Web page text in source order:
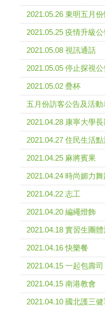
2021.05.26 東明五月
2021.05.25 疫情升級
2021.05.08 視訊通話
2021.05.05 停止探視
2021.05.02 疊杯
五月份訪客公告及活動
2021.04.28 康寧大學
2021.04.27 住民生活
2021.04.25 麻將賓果
2021.04.24 時尚媚力舞
2021.04.22 志工
2021.04.20 編繩燈飾
2021.04.18 實習生團體
2021.04.16 快樂餐
2021.04.15 一起包壽司
2021.04.15 南港教會
2021.04.10 國北護三健